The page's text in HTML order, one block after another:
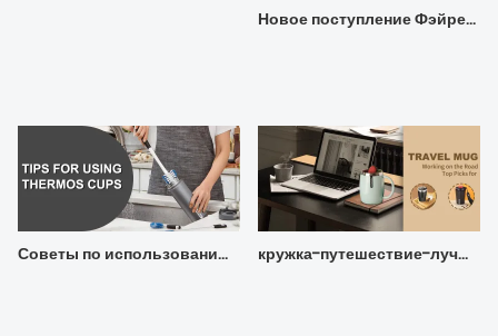
Новое поступление Фэйрен 2024 из нержавеющей стали, вакуумная бутылка
Советы по использованию термосов кружка-путешествие-лучший выбор для работы в дороге